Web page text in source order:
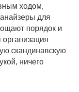
ходом,
для
порядок и
скандинавскую
ничего